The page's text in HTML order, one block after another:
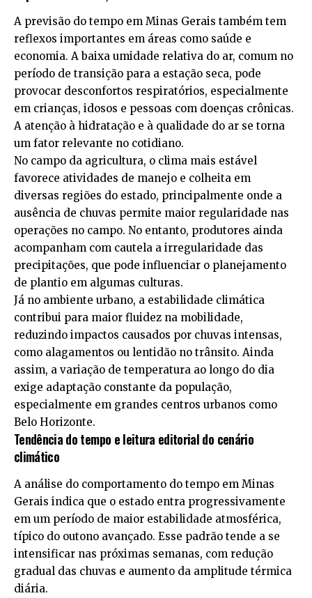
A previsão do tempo em Minas Gerais também tem
reflexos importantes em áreas como saúde e
economia. A baixa umidade relativa do ar, comum no
período de transição para a estação seca, pode
provocar desconfortos respiratórios, especialmente
em crianças, idosos e pessoas com doenças crônicas.
A atenção à hidratação e à qualidade do ar se torna
um fator relevante no cotidiano.
No campo da agricultura, o clima mais estável
favorece atividades de manejo e colheita em
diversas regiões do estado, principalmente onde a
ausência de chuvas permite maior regularidade nas
operações no campo. No entanto, produtores ainda
acompanham com cautela a irregularidade das
precipitações, que pode influenciar o planejamento
de plantio em algumas culturas.
Já no ambiente urbano, a estabilidade climática
contribui para maior fluidez na mobilidade,
reduzindo impactos causados por chuvas intensas,
como alagamentos ou lentidão no trânsito. Ainda
assim, a variação de temperatura ao longo do dia
exige adaptação constante da população,
especialmente em grandes centros urbanos como
Belo Horizonte.
Tendência do tempo e leitura editorial do cenário
climático
A análise do comportamento do tempo em Minas
Gerais indica que o estado entra progressivamente
em um período de maior estabilidade atmosférica,
típico do outono avançado. Esse padrão tende a se
intensificar nas próximas semanas, com redução
gradual das chuvas e aumento da amplitude térmica
diária.